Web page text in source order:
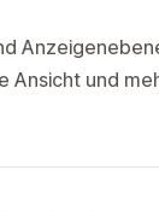
Ansicht und